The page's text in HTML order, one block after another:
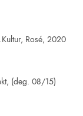
Rosé, 2020
(deg. 08/15)